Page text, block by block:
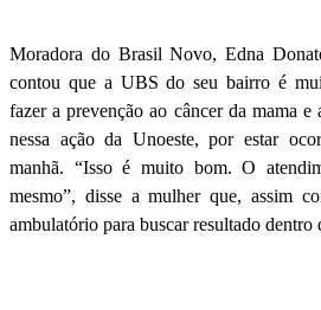
Moradora do Brasil Novo, Edna
contou que a UBS do seu bairro é
fazer a prevenção ao câncer da mama
nessa ação da Unoeste, por estar
manhã. “Isso é muito bom. O
mesmo”, disse a mulher que, assim
ambulatório para buscar resultado dentro